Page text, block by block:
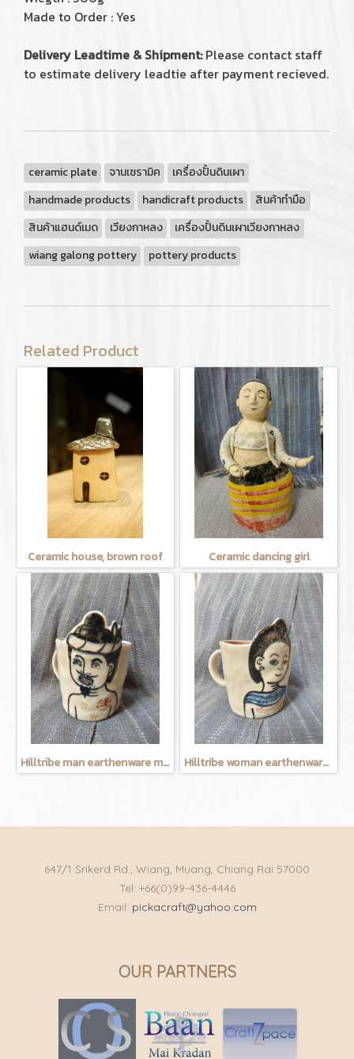
Made to Order : Yes
Delivery Leadtime & Shipment:Please contact staff
to estimate delivery leadtie after payment recieved.
ceramic plate จานเซรามิค
เครื่องปั้นดินเผา
handmade products
handicraft products
สินค้าทำมือ
สินค้าแฮนด์เมด
เวียงกาหลง
เครื่องปั้นดินเผาเวียงกาหลง
wiang galong pottery
pottery products
Related Product
Ceramic house, brown roof Ceramic dancing girl
Hilltribe man earthenware mug Hilltribe woman earthenware mug
647/1 Srikerd Rd., Wiang, Muang, Chiang Rai 57000
Tel: +66(0)99-436-4446
Email: pickacraft@yahoo.com
OUR PARTNERS